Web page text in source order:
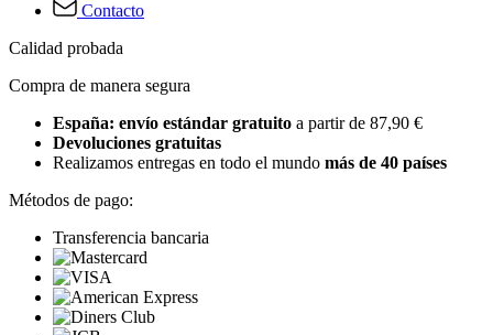
Contacto
Calidad probada
Compra de manera segura
España: envío estándar gratuito a partir de 87,90 €
Devoluciones gratuitas
Realizamos entregas en todo el mundo más de 40 países
Métodos de pago:
Transferencia bancaria